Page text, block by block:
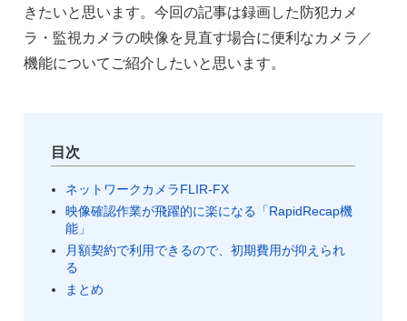
きたいと思います。今回の記事は録画した防犯カメ
ラ・監視カメラの映像を見直す場合に便利なカメラ／
機能についてご紹介したいと思います。
目次
ネットワークカメラFLIR-FX
映像確認作業が飛躍的に楽になる「RapidRecap機
能」
月額契約で利用できるので、初期費用が抑えられ
る
まとめ